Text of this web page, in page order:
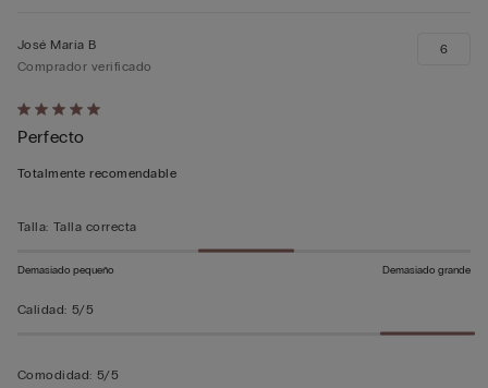
Calificación
de
5
5
José María B
Comprador verificado
Perfecto
Totalmente recomendable
6
Talla: Talla correcta
Demasiado pequeño Demasiado grande
Calidad: 5/5
Comodidad: 5/5